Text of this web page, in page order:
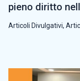
pieno diritto
Articoli Divulgativi,